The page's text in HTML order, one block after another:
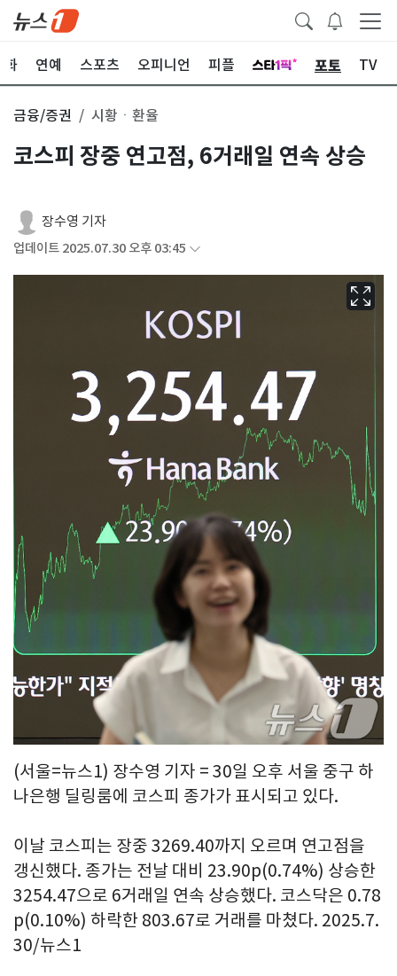
화 연예 스포츠 오피니언 피플 포토 TV
금융/증권 시황ㆍ환율
코스피 장중 연고점, 6거래일 연속 상승
장수영 기자
업데이트 2025.07.30 오후 03:45
(서울=뉴스1) 장수영 기자 = 30일 오후 서울 중구 하
나은행 딜링룸에 코스피 종가가 표시되고 있다.
이날 코스피는 장중 3269.40까지 오르며 연고점을
갱신했다. 종가는 전날 대비 23.90p(0.74%) 상승한
3254.47으로 6거래일 연속 상승했다. 코스닥은 0.78
p(0.10%) 하락한 803.67로 거래를 마쳤다. 2025.7.
30/뉴스1